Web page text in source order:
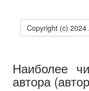
Copyright (c)
Наиболее
автора